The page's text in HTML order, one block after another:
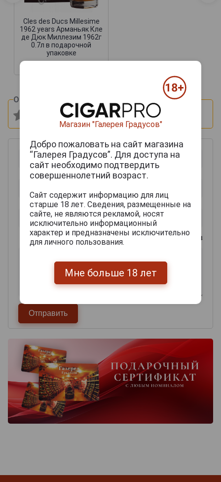
Cles des Ducs Millesime
1962 years Арманьяк Кле
де Дюк Миллезим 1962г
0.7л в подарочной
упаковке
Оцените и напишите отзыв:
0из 2000 знаков
Магазин "Галерея Градусов"
Добро пожаловать на сайт магазина
“Галерея Градусов”. Для доступа на
сайт необходимо подтвердить
совершеннолетний возраст.
Сайт содержит информацию для лиц
старше 18 лет. Сведения, размещенные на
сайте, не являются рекламой, носят
исключительно информационный
характер и предназначены исключительно
для личного пользования.
Мне больше 18 лет